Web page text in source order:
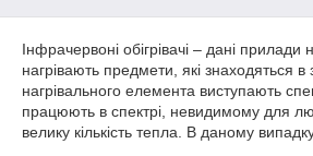
Інфрачервоні обігрівачі – дані прилади
нагрівають предмети, які знаходяться в
нагрівального елемента виступають
працюють в спектрі, невидимому для
велику кількість тепла. В даному